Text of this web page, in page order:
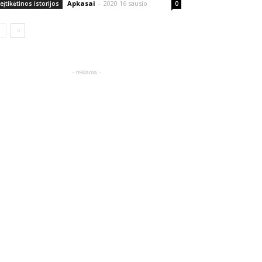
istorijos Apkasai - 2020 16 sausio 0
- reklama -